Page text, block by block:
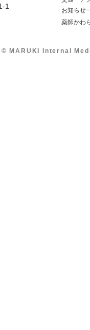
1
お知らせ
薬師かわ
MARUKI Internal